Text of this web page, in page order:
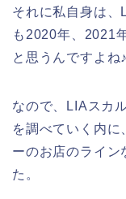
それに私自身は、
も2020年、2021
と思うんですよね♪
なので、LIAスカ
を調べていく内
ーのお店のライン
た。